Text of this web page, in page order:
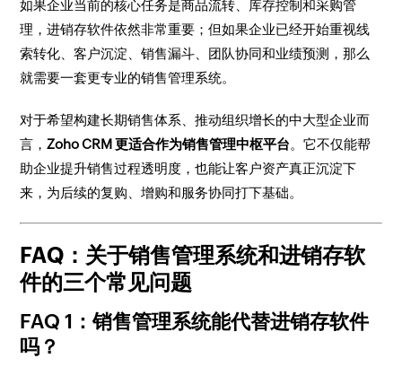
如果企业当前的核心任务是商品流转、库存控制和采购管
理，进销存软件依然非常重要；但如果企业已经开始重视线
索转化、客户沉淀、销售漏斗、团队协同和业绩预测，那么
就需要一套更专业的销售管理系统。
对于希望构建长期销售体系、推动组织增长的中大型企业而
言，Zoho CRM 更适合作为销售管理中枢平台。它不仅能帮
助企业提升销售过程透明度，也能让客户资产真正沉淀下
来，为后续的复购、增购和服务协同打下基础。
FAQ：关于销售管理系统和进销存软
件的三个常见问题
FAQ 1：销售管理系统能代替进销存软件
吗？